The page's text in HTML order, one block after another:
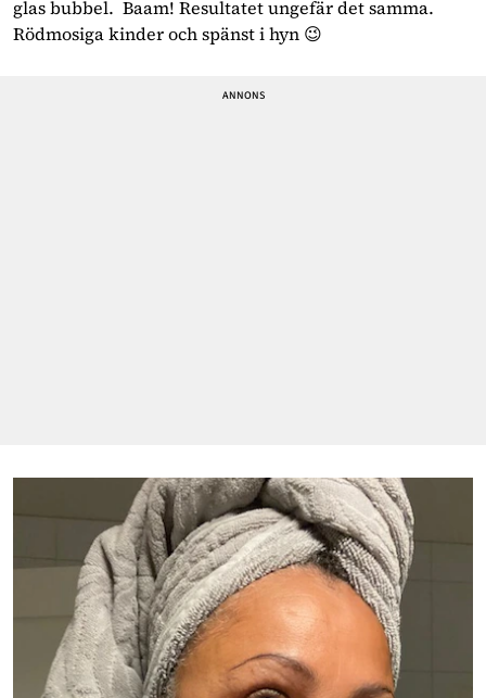
glas bubbel. Baam! Resultatet ungefär det samma.
Rödmosiga kinder och spänst i hyn 😉